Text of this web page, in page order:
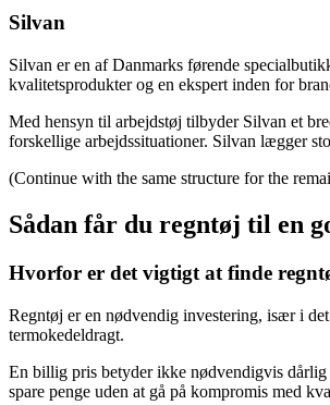
Silvan
Silvan er en af ​​Danmarks førende
kvalitetsprodukter og en ekspert inden for
Med hensyn til arbejdstøj tilbyder Silvan et
forskellige arbejdssituationer. Silvan lægger
(Continue with the same structure for the
Sådan får du regntøj til en
Hvorfor er det vigtigt at finde
Regntøj er en nødvendig investering, især i
termokedeldragt.
En billig pris betyder ikke nødvendigvis
spare penge uden at gå på kompromis med